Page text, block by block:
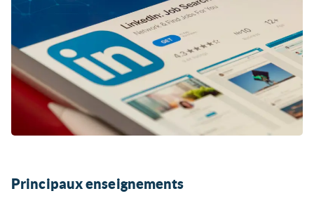
Principaux enseignements